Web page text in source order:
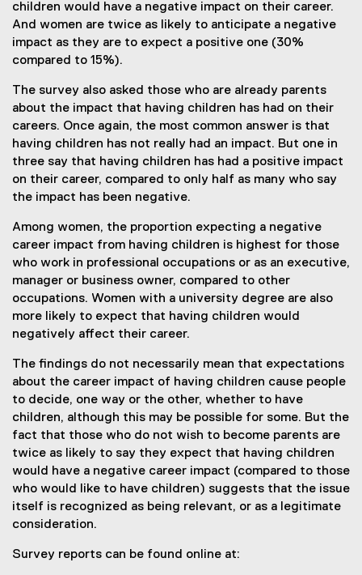
children would have a negative impact on their career.
And women are twice as likely to anticipate a negative
impact as they are to expect a positive one (30%
compared to 15%).
The survey also asked those who are already parents
about the impact that having children has had on their
careers. Once again, the most common answer is that
having children has not really had an impact. But one in
three say that having children has had a positive impact
on their career, compared to only half as many who say
the impact has been negative.
Among women, the proportion expecting a negative
career impact from having children is highest for those
who work in professional occupations or as an executive,
manager or business owner, compared to other
occupations. Women with a university degree are also
more likely to expect that having children would
negatively affect their career.
The findings do not necessarily mean that expectations
about the career impact of having children cause people
to decide, one way or the other, whether to have
children, although this may be possible for some. But the
fact that those who do not wish to become parents are
twice as likely to say they expect that having children
would have a negative career impact (compared to those
who would like to have children) suggests that the issue
itself is recognized as being relevant, or as a legitimate
consideration.
Survey reports can be found online at: